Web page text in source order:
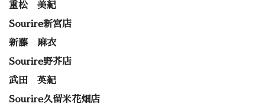
重松 美紀
Sourire新宮店
新藤 麻衣
Sourire野芥店
武田 英紀
Sourire久留米花畑店